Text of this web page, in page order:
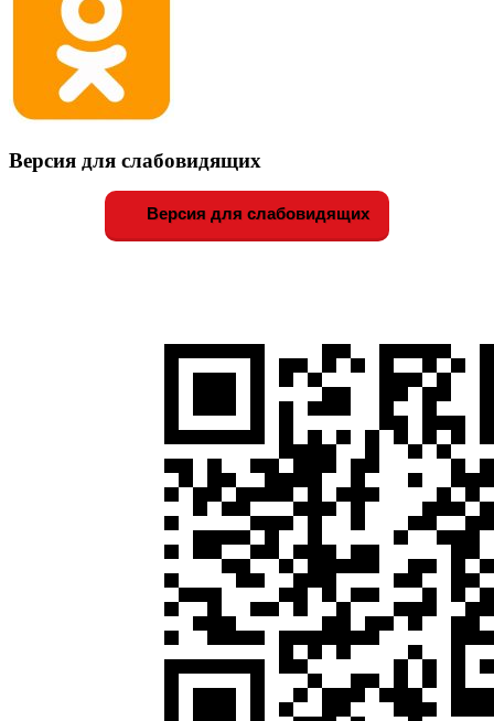
Версия для слабовидящих
Версия для слабовидящих